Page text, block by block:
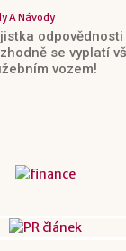
A Návody
se vyplatí
vozem!